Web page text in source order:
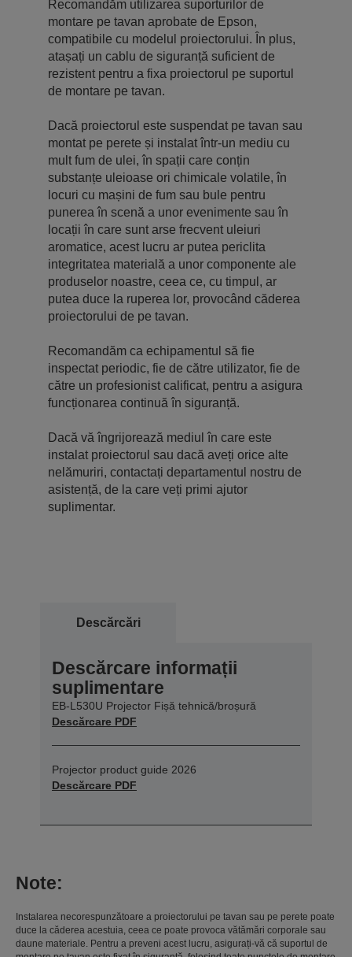
Recomandăm utilizarea suporturilor de
montare pe tavan aprobate de Epson,
compatibile cu modelul proiectorului. În plus,
atașați un cablu de siguranță suficient de
rezistent pentru a fixa proiectorul pe suportul
de montare pe tavan.
Dacă proiectorul este suspendat pe tavan sau
montat pe perete și instalat într-un mediu cu
mult fum de ulei, în spații care conțin
substanțe uleioase ori chimicale volatile, în
locuri cu mașini de fum sau bule pentru
punerea în scenă a unor evenimente sau în
locații în care sunt arse frecvent uleiuri
aromatice, acest lucru ar putea periclita
integritatea materială a unor componente ale
produselor noastre, ceea ce, cu timpul, ar
putea duce la ruperea lor, provocând căderea
proiectorului de pe tavan.
Recomandăm ca echipamentul să fie
inspectat periodic, fie de către utilizator, fie de
către un profesionist calificat, pentru a asigura
funcționarea continuă în siguranță.
Dacă vă îngrijorează mediul în care este
instalat proiectorul sau dacă aveți orice alte
nelămuriri, contactați departamentul nostru de
asistență, de la care veți primi ajutor
suplimentar.
Descărcări
Descărcare informații
suplimentare
EB-L530U Projector Fișă tehnică/broșură
Descărcare PDF
Projector product guide 2026
Descărcare PDF
Note:
Instalarea necorespunzătoare a proiectorului pe tavan sau pe perete poate
duce la căderea acestuia, ceea ce poate provoca vătămări corporale sau
daune materiale. Pentru a preveni acest lucru, asigurați-vă că suportul de